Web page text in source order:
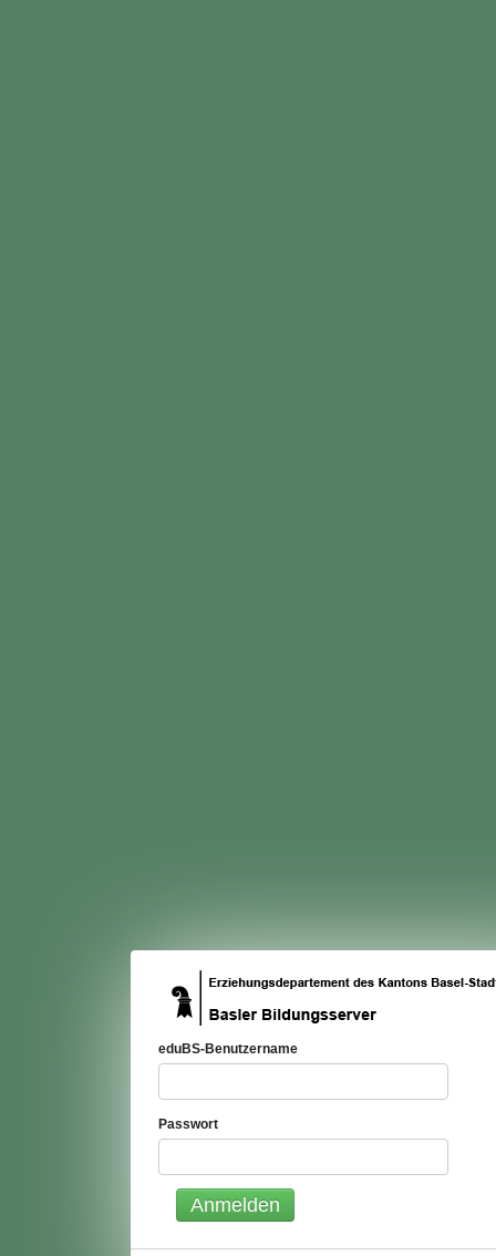
eduBS-Benutzername
Passwort